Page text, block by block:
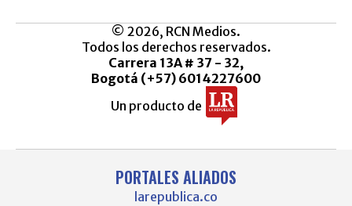
© 2026, RCN Medios.
Todos los derechos reservados.
Carrera 13A # 37 - 32,
Bogotá (+57) 6014227600
Un producto de
PORTALES ALIADOS
larepublica.co